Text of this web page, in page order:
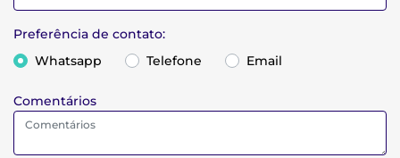
Preferência de contato:
Whatsapp
Telefone Email
Comentários